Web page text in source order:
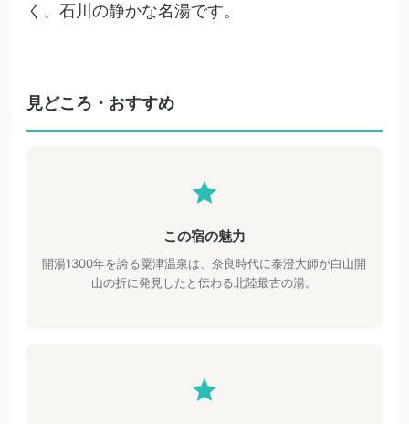
く、石川の静かな名湯です。
見どころ・おすすめ
この宿の魅力
開湯1300年を誇る粟津温泉は、奈良時代に泰澄大師が白山開
山の折に発見したと伝わる北陸最古の湯。